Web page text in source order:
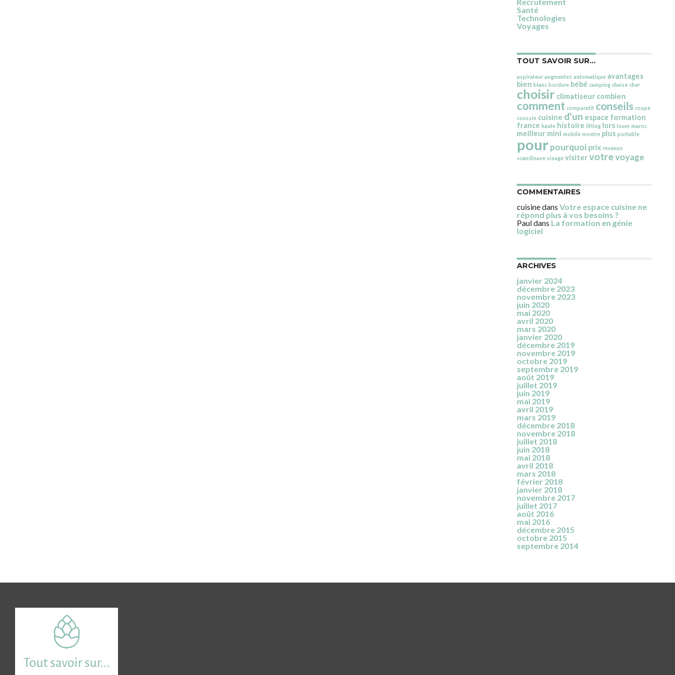
Santé
Technologies
Voyages
TOUT SAVOIR SUR…
aspirateur augmentez automatique avantages
bien blanc bordure bébé camping chaise cher
choisir climatiseur combien
comment comparatif conseils coupe
coussin cuisine d'un espace formation
france haute histoire lifting lors louer maroc
meilleur mini mobile montre plus portable
pourpourquoi prix revenus
scandinave visage visitervotrevoyage
COMMENTAIRES
cuisinedans Votre espace cuisine ne
répond plus à vos besoins ?
Pauldans La formation en génie
logiciel
ARCHIVES
janvier 2024
décembre 2023
novembre 2023
juin 2020
mai 2020
avril 2020
mars 2020
janvier 2020
décembre 2019
novembre 2019
octobre 2019
septembre 2019
août 2019
juillet 2019
juin 2019
mai 2019
avril 2019
mars 2019
décembre 2018
novembre 2018
juillet 2018
juin 2018
mai 2018
avril 2018
mars 2018
février 2018
janvier 2018
novembre 2017
juillet 2017
août 2016
mai 2016
décembre 2015
octobre 2015
septembre 2014